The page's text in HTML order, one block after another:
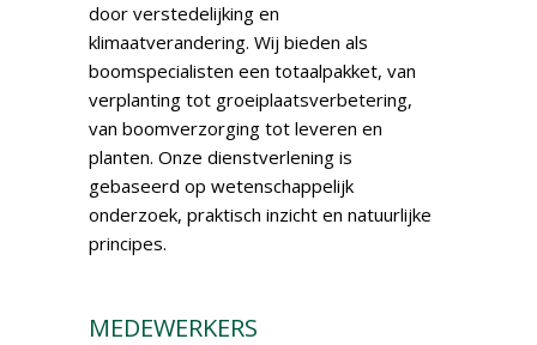
door verstedelijking en
klimaatverandering. Wij bieden als
boomspecialisten een totaalpakket, van
verplanting tot groeiplaatsverbetering,
van boomverzorging tot leveren en
planten. Onze dienstverlening is
gebaseerd op wetenschappelijk
onderzoek, praktisch inzicht en natuurlijke
principes.
MEDEWERKERS